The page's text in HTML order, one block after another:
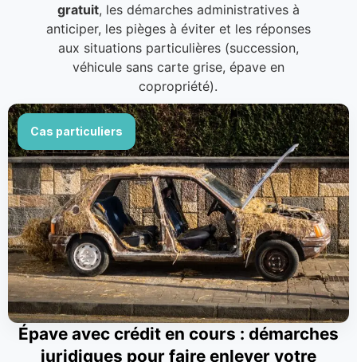
gratuit, les démarches administratives à
anticiper, les pièges à éviter et les réponses
aux situations particulières (succession,
véhicule sans carte grise, épave en
copropriété).
Cas particuliers
Épave avec crédit en cours : démarches
juridiques pour faire enlever votre